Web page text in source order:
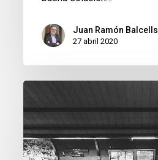
Juan Ramón Balcells
27 abril 2020
Efectos
jurídicos
por
Coronavirus.